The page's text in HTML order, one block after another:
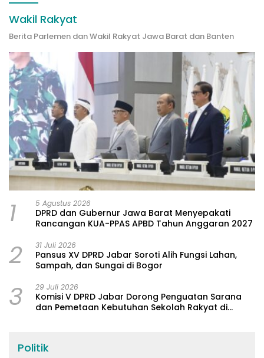
Wakil Rakyat
Berita Parlemen dan Wakil Rakyat Jawa Barat dan Banten
1 5 Agustus 2026
DPRD dan Gubernur Jawa Barat Menyepakati
Rancangan KUA-PPAS APBD Tahun Anggaran 2027
2 31 Juli 2026
Pansus XV DPRD Jabar Soroti Alih Fungsi Lahan,
Sampah, dan Sungai di Bogor
3 29 Juli 2026
Komisi V DPRD Jabar Dorong Penguatan Sarana
dan Pemetaan Kebutuhan Sekolah Rakyat di
Politik